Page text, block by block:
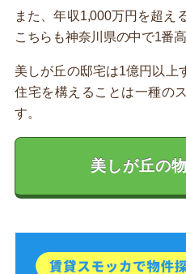
また、年収1,000万円を超え
こちらも神奈川県の中で1番高
美しが丘の邸宅は1億円以上
住宅を構えることは一種の
す。
美しが丘の